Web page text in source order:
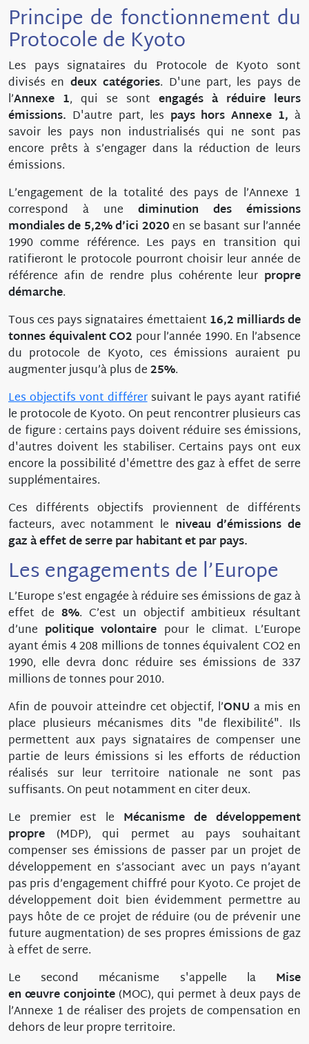
Principe de fonctionnement du
Protocole de Kyoto
Les pays signataires du Protocole de Kyoto sont
divisés en deux catégories. D'une part, les pays de
l’Annexe 1, qui se sont engagés à réduire leurs
émissions. D'autre part, les pays hors Annexe 1, à
savoir les pays non industrialisés qui ne sont pas
encore prêts à s’engager dans la réduction de leurs
émissions.
L’engagement de la totalité des pays de l’Annexe 1
correspond à une diminution des émissions
mondiales de 5,2% d’ici 2020en se basant sur l’année
1990 comme référence. Les pays en transition qui
ratifieront le protocole pourront choisir leur année de
référence afin de rendre plus cohérente leur propre
démarche.
Tous ces pays signataires émettaient16,2 milliards de
tonnes équivalent CO2 pour l’année 1990. En l’absence
du protocole de Kyoto, ces émissions auraient pu
augmenter jusqu’à plus de25%.
Les objectifs vont différersuivant le pays ayant ratifié
le protocole de Kyoto. On peut rencontrer plusieurs cas
de figure : certains pays doivent réduire ses émissions,
d'autres doivent les stabiliser. Certains pays ont eux
encore la possibilité d'émettre des gaz à effet de serre
supplémentaires.
Ces différents objectifs proviennent de différents
facteurs, avec notamment le niveau d’émissions de
gaz à effet de serre par habitant et par pays.
Les engagements de l’Europe
L’Europe s’est engagée à réduire ses émissions de gaz à
effet de 8%. C’est un objectif ambitieux résultant
d’une politique volontaire pour le climat. L’Europe
ayant émis 4 208 millions de tonnes équivalent CO2 en
1990, elle devra donc réduire ses émissions de 337
millions de tonnes pour 2010.
Afin de pouvoir atteindre cet objectif, l’ONU a mis en
place plusieurs mécanismes dits "de flexibilité". Ils
permettent aux pays signataires de compenser une
partie de leurs émissions si les efforts de réduction
réalisés sur leur territoire nationale ne sont pas
suffisants. On peut notamment en citer deux.
Le premier est le Mécanisme de développement
propre (MDP), qui permet au pays souhaitant
compenser ses émissions de passer par un projet de
développement en s’associant avec un pays n’ayant
pas pris d’engagement chiffré pour Kyoto. Ce projet de
développement doit bien évidemment permettre au
pays hôte de ce projet de réduire (ou de prévenir une
future augmentation) de ses propres émissions de gaz
à effet de serre.
Le second mécanisme s'appelle la Mise
en œuvre conjointe (MOC), qui permet à deux pays de
l’Annexe 1 de réaliser des projets de compensation en
dehors de leur propre territoire.